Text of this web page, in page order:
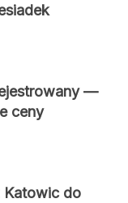
—
ceny
Katowic do